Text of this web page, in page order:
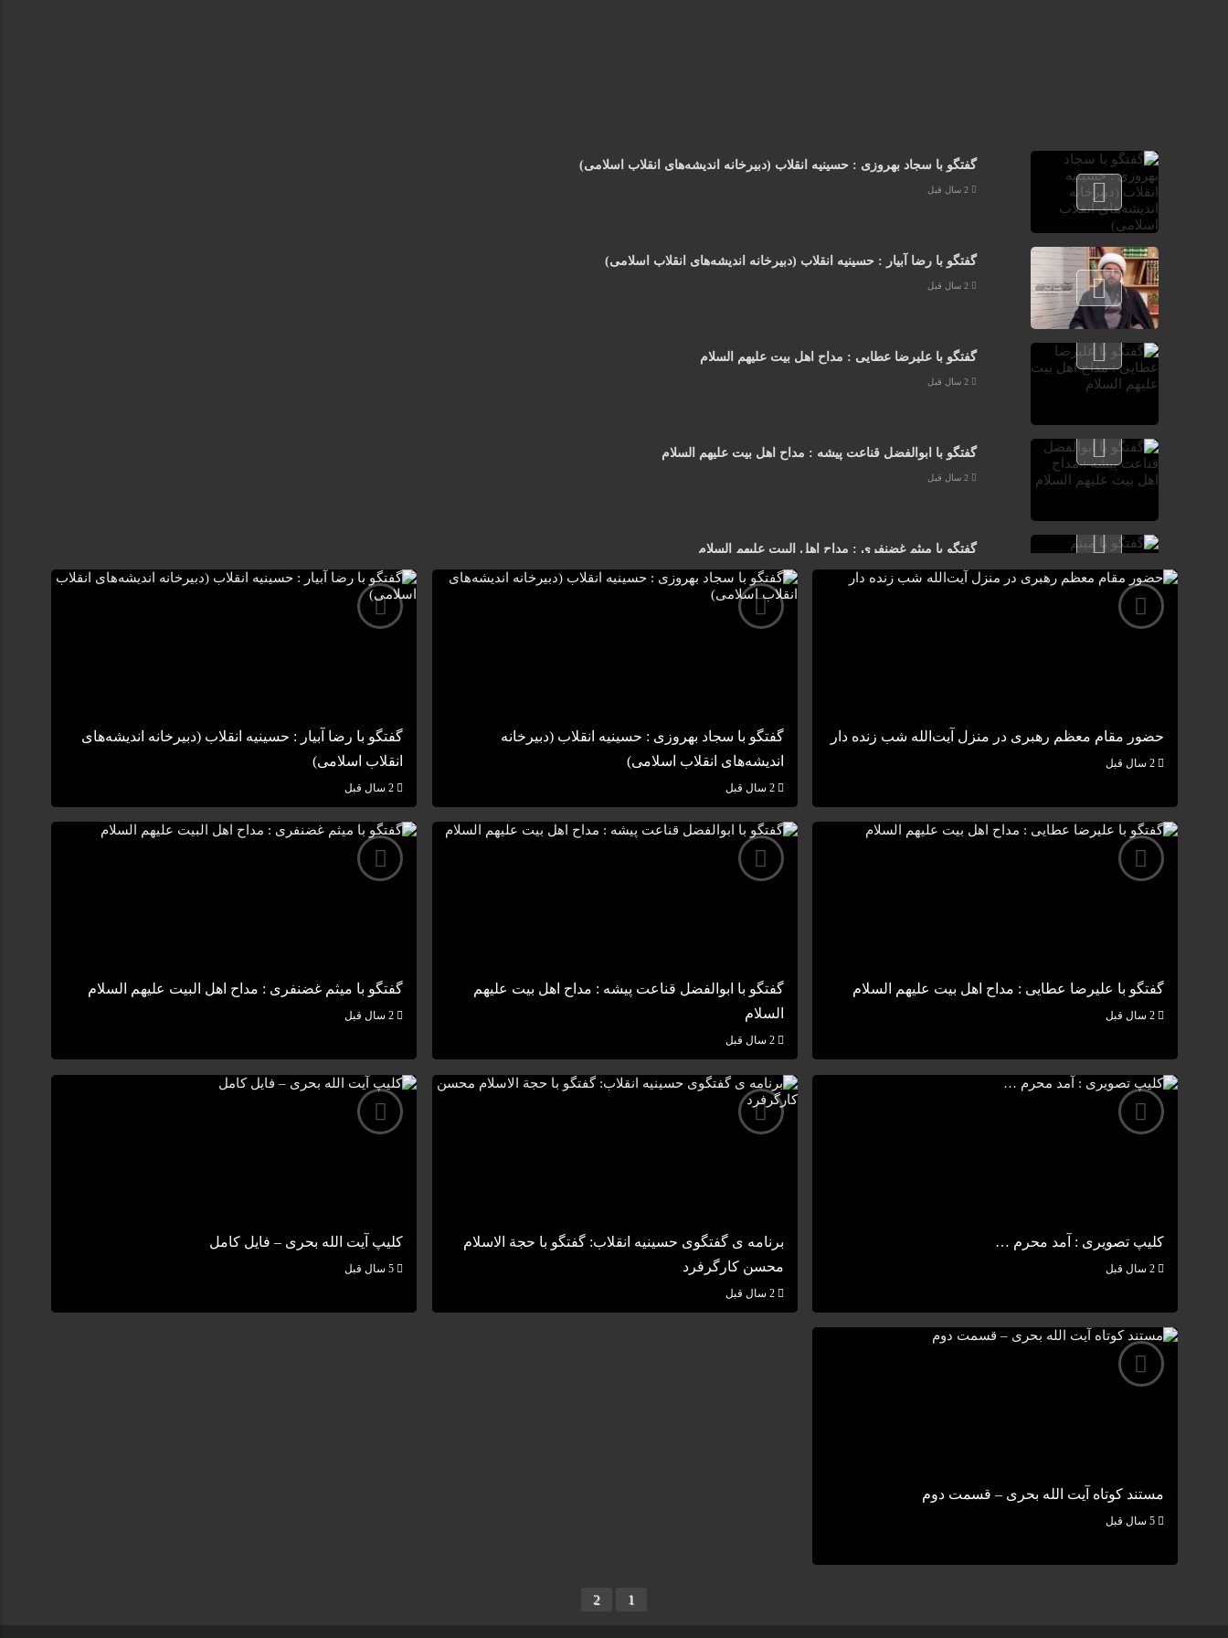
گفتگو با سجاد بهروزی : حسینیه انقلاب (دبیرخانه اندیشه‌های انقلاب اسلامی)
گفتگو با رضا آبیار : حسینیه انقلاب (دبیرخانه اندیشه‌های انقلاب اسلامی)
گفتگو با علیرضا عطایی : مداح اهل بیت علیهم السلام
گفتگو با ابوالفضل قناعت پیشه : مداح اهل بیت علیهم السلام
گفتگو با میثم غضنفری : مداح اهل البیت علیهم السلام
حضور مقام معظم رهبری در منزل آیت‌الله شب زنده‌ دار
2 سال قبل
گفتگو با سجاد بهروزی : حسینیه انقلاب (دبیرخانه
اندیشه‌های انقلاب اسلامی)
2 سال قبل
گفتگو با رضا آبیار : حسینیه انقلاب (دبیرخانه اندیشه‌های
انقلاب اسلامی)
گفتگو با علیرضا عطایی : مداح اهل بیت علیهم السلام
2 سال قبل
گفتگو با ابوالفضل قناعت پیشه : مداح اهل بیت علیهم
السلام
2 سال قبل
گفتگو با میثم غضنفری : مداح اهل البیت علیهم السلام
کلیپ تصویری : آمد محرم …
2 سال قبل
برنامه ی گفتگوی حسینیه انقلاب: گفتگو با حجة الاسلام
محسن کارگرفرد
2 سال قبل
کلیپ آیت الله بحری – فایل کامل
مستند کوتاه آیت الله بحری – قسمت دوم
5 سال قبل
1
2